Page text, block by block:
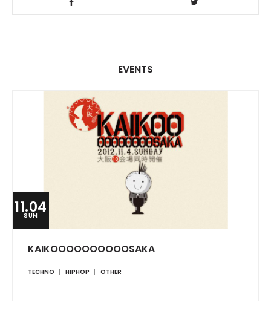
EVENTS
11.04
SUN
KAIKOOOOOOOOOOSAKA
TECHNO HIPHOP OTHER